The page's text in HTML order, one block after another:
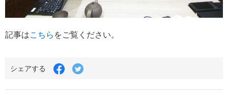
記事はこちら をご覧ください。
シェアする
Facebook
で
ェ
Twitter
で
ェ